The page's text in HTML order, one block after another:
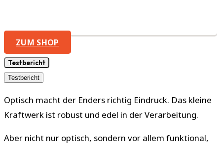
ZUM SHOP
Testbericht
Testbericht
Optisch macht der Enders richtig Eindruck. Das kleine
Kraftwerk ist robust und edel in der Verarbeitung.
Aber nicht nur optisch, sondern vor allem funktional,